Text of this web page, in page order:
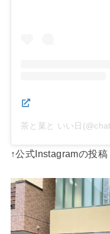
↑公式Instagramの投稿